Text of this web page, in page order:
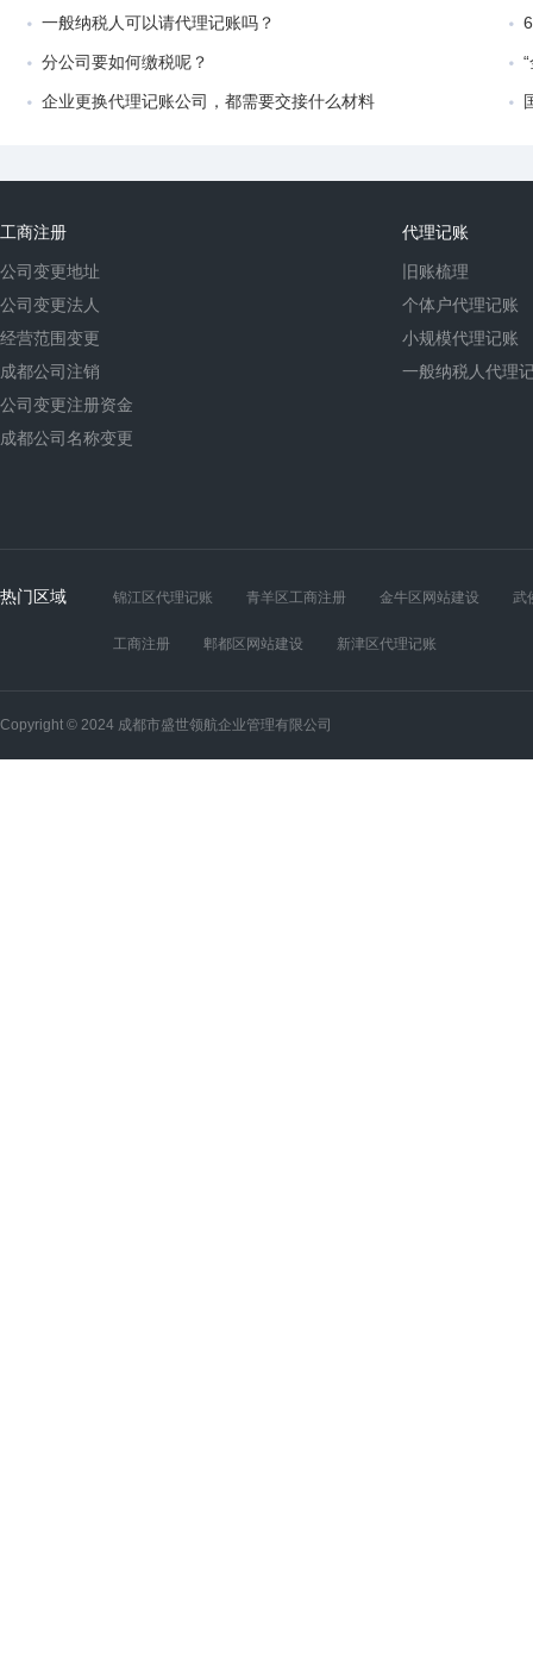
一般纳税人可以请代理记账吗？
分公司要如何缴税呢？
企业更换代理记账公司，都需要交接什么材料
工商注册
公司变更地址
公司变更法人
经营范围变更
成都公司注销
公司变更注册资金
成都公司名称变更
代理记账
旧账梳理
个体户代理记账
小规模代理记账
一般纳税人代理
热门区域 锦江区代理记账 青羊区工商注册 金牛区网站建设 武
工商注册 郫都区网站建设 新津区代理记账
Copyright © 2024 成都市盛世领航企业管理有限公司